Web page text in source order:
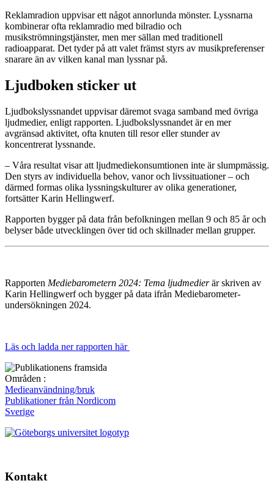
Reklamradion uppvisar ett något annorlunda mönster. Lyssnarna
kombinerar ofta reklamradio med bilradio och
musikströmningstjänster, men mer sällan med traditionell
radioapparat. Det tyder på att valet främst styrs av musikpreferenser
snarare än av vilken kanal man lyssnar på.
Ljudboken sticker ut
Ljudbokslyssnandet uppvisar däremot svaga samband med övriga
ljudmedier, enligt rapporten. Ljudbokslyssnandet är en mer
avgränsad aktivitet, ofta knuten till resor eller stunder av
koncentrerat lyssnande.
– Våra resultat visar att ljudmediekonsumtionen inte är slumpmässig.
Den styrs av individuella behov, vanor och livssituationer – och
därmed formas olika lyssningskulturer av olika generationer,
fortsätter Karin Hellingwerf.
Rapporten bygger på data från befolkningen mellan 9 och 85 år och
belyser både utvecklingen över tid och skillnader mellan grupper.
Rapporten Mediebarometern 2024: Tema ljudmedierär skriven av
Karin Hellingwerf och bygger på data ifrån Mediebarometer-
undersökningen 2024.
Läs och ladda ner rapporten här
Områden :
Medieanvändning/bruk
Publikationer från Nordicom
Sverige
Kontakt